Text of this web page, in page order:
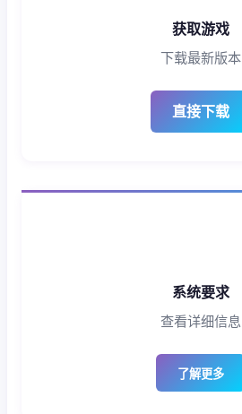
获取游戏
下载最新版本
直接下载
系统要求
查看详细信息
了解更多